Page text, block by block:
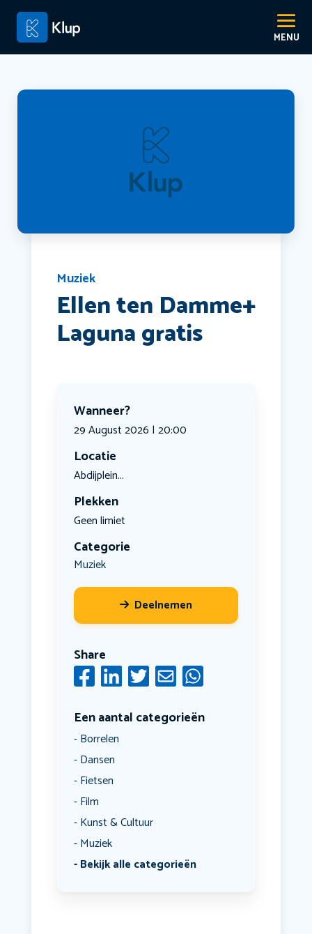
Muziek
Ellen ten Damme+
Laguna gratis
Wanneer?
29 August 2026 | 20:00
Locatie
Abdijplein...
Plekken
Geen limiet
Categorie
Muziek
Deelnemen
Share
Een aantal categorieën
Borrelen
Dansen
Fietsen
Film
Kunst & Cultuur
Muziek
Bekijk alle categorieën